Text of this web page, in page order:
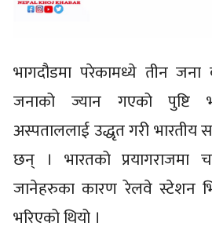
भागदौडमा परेकामध्ये तीन जना
जनाको ज्यान गएको
अस्पताललाई उद्धृत गरी भारतीय
छन् । भारतको प्रयागराजमा
जानेहरुका कारण रेलवे स्टेशन
भरिएको थियो ।